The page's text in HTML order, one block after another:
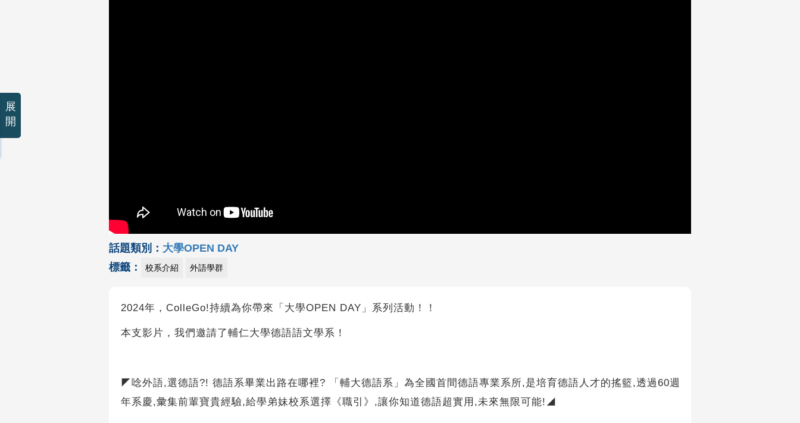
話題類別： 大學OPEN DAY
標籤：
校系介紹 外語學群
2024年，ColleGo!持續為你帶來「大學OPEN DAY」系列活動！！
本支影片，我們邀請了輔仁大學德語語文學系！
◤唸外語,選德語?! 德語系畢業出路在哪裡? 「輔大德語系」為全國首間德語專業系所,是培育德語人才的搖籃,透過60週
年系慶,彙集前輩寶貴經驗,給學弟妹校系選擇《職引》,讓你知道德語超實用,未來無限可能!◢
展
開